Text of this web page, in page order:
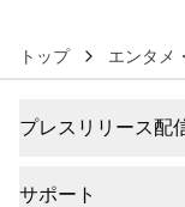
トップ エンタメ
プレスリリース配
サポート